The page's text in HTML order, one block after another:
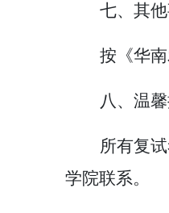
七、其
按《华
八、温
所有复
学院联系。